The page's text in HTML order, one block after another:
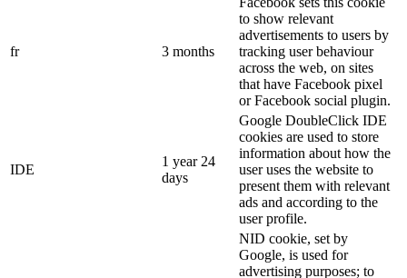
fr 3 months
to show relevant
advertisements to users by
tracking user behaviour
across the web, on sites
that have Facebook pixel
or Facebook social plugin.
IDE
1 year 24
days
Google DoubleClick IDE
cookies are used to store
information about how the
user uses the website to
present them with relevant
ads and according to the
user profile.
NID cookie, set by
Google, is used for
advertising purposes; to